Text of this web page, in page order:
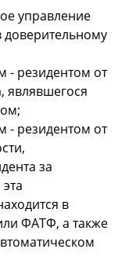
управление
доверительному
- резидентом от
являвшегося
- резидентом от
за
в
ФАТФ, а также